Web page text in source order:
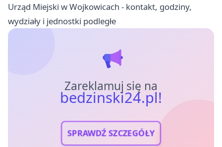
Urząd Miejski w Wojkowicach - kontakt, godziny,
wydziały i jednostki podległe
Zareklamuj się na
bedzinski24.pl!
SPRAWDŹ SZCZEGÓŁY